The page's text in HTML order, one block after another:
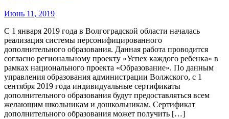
Июнь 11, 2019
С 1 января 2019 года в Волгоградской области началась
реализация системы персонифицированного
дополнительного образования. Данная работа проводится
согласно региональному проекту «Успех каждого ребенка» в
рамках национального проекта «Образование». По данным
управления образования администрации Волжского, с 1
сентября 2019 года индивидуальные сертификаты
дополнительного образования будут предоставляться всем
желающим школьникам и дошкольникам. Сертификат
дополнительного образования может получить […]